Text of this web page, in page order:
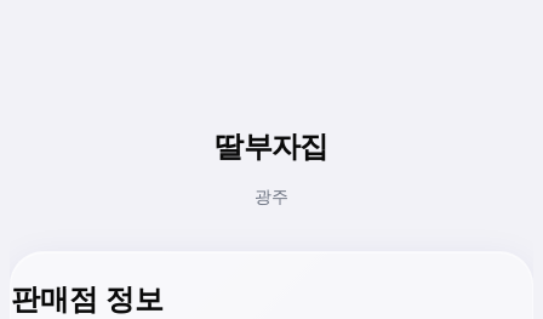
딸부자집
광주
판매점 정보